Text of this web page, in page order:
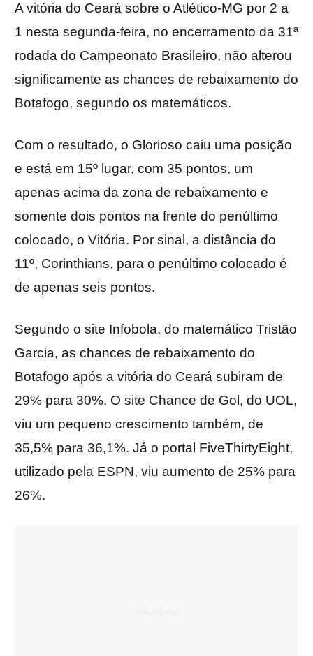
A vitória do Ceará sobre o Atlético-MG por 2 a
1 nesta segunda-feira, no encerramento da 31ª
rodada do Campeonato Brasileiro, não alterou
significamente as chances de rebaixamento do
Botafogo, segundo os matemáticos.
Com o resultado, o Glorioso caiu uma posição
e está em 15º lugar, com 35 pontos, um
apenas acima da zona de rebaixamento e
somente dois pontos na frente do penúltimo
colocado, o Vitória. Por sinal, a distância do
11º, Corinthians, para o penúltimo colocado é
de apenas seis pontos.
Segundo o site Infobola, do matemático Tristão
Garcia, as chances de rebaixamento do
Botafogo após a vitória do Ceará subiram de
29% para 30%. O site Chance de Gol, do UOL,
viu um pequeno crescimento também, de
35,5% para 36,1%. Já o portal FiveThirtyEight,
utilizado pela ESPN, viu aumento de 25% para
26%.